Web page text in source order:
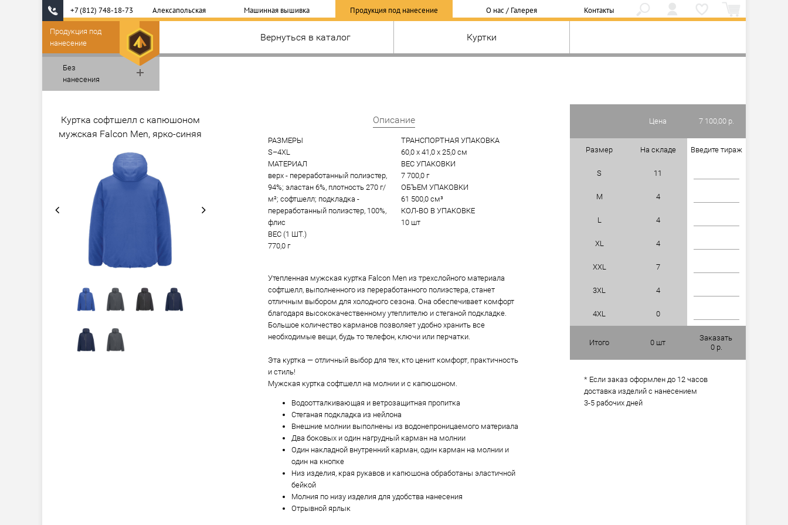
+7 (812) 748-18-73 Алексапольская Машинная вышивка Продукция под нанесение О нас / Галерея Контакты
Вернуться в каталог Куртки
Продукция под
нанесение
Без
нанесения
Куртка софтшелл с капюшоном
мужская Falcon Men, ярко-синяя
Цена 7 100,00 р.
Размер На складе Введите тираж
S 11
M 4
L 4
XL 4
XXL 7
3XL 4
4XL 0
Итого 0 шт
Заказать
0 р.
* Если заказ оформлен до 12 часов
доставка изделий с нанесением
3-5 рабочих дней
Описание
РАЗМЕРЫ
S–4XL
МАТЕРИАЛ
верх - переработанный полиэстер,
94%; эластан 6%, плотность 270 г/
м²; софтшелл; подкладка -
переработанный полиэстер, 100%,
флис
ВЕС (1 ШТ.)
770,0 г
ТРАНСПОРТНАЯ УПАКОВКА
60,0 x 41,0 x 25,0 см
ВЕС УПАКОВКИ
7 700,0 г
ОБЪЕМ УПАКОВКИ
61 500,0 см³
КОЛ-ВО В УПАКОВКЕ
10 шт
Утепленная мужская куртка Falcon Men из трехслойного материала
софтшелл, выполненного из переработанного полиэстера, станет
отличным выбором для холодного сезона. Она обеспечивает комфорт
благодаря высококачественному утеплителю и стеганой подкладке.
Большое количество карманов позволяет удобно хранить все
необходимые вещи, будь то телефон, ключи или перчатки.
Эта куртка — отличный выбор для тех, кто ценит комфорт, практичность
и стиль!
Мужская куртка софтшелл на молнии и с капюшоном.
Водоотталкивающая и ветрозащитная пропитка
Стеганая подкладка из нейлона
Внешние молнии выполнены из водонепроницаемого материала
Два боковых и один нагрудный карман на молнии
Один накладной внутренний карман, один карман на молнии и
один на кнопке
Низ изделия, края рукавов и капюшона обработаны эластичной
бейкой
Молния по низу изделия для удобства нанесения
Отрывной ярлык